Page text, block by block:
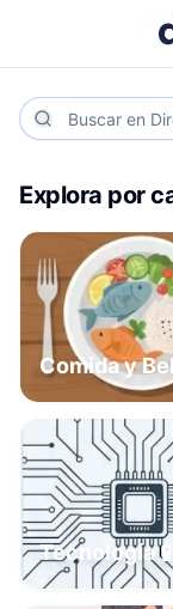
Explora por
Comida y
Tecnología📱